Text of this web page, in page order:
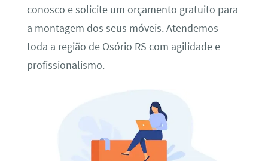
conosco e solicite um orçamento gratuito para
a montagem dos seus móveis. Atendemos
toda a região de Osório RS com agilidade e
profissionalismo.